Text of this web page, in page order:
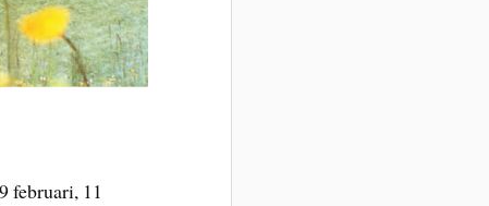
februari, 11